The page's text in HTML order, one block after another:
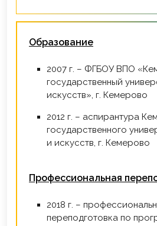
Образование
2007 г. – ФГБОУ ВПО «Кемеровский
государственный
искусств», г. Кемерово
2012 г. – аспирантура Кемеровского
государственного
и искусств, г. Кемерово
Профессиональная
2018 г. – профессиональная
переподготовка по